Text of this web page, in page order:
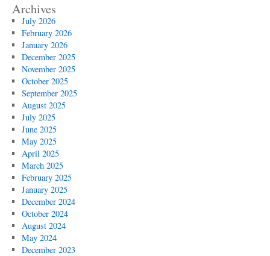
Archives
July 2026
February 2026
January 2026
December 2025
November 2025
October 2025
September 2025
August 2025
July 2025
June 2025
May 2025
April 2025
March 2025
February 2025
January 2025
December 2024
October 2024
August 2024
May 2024
December 2023